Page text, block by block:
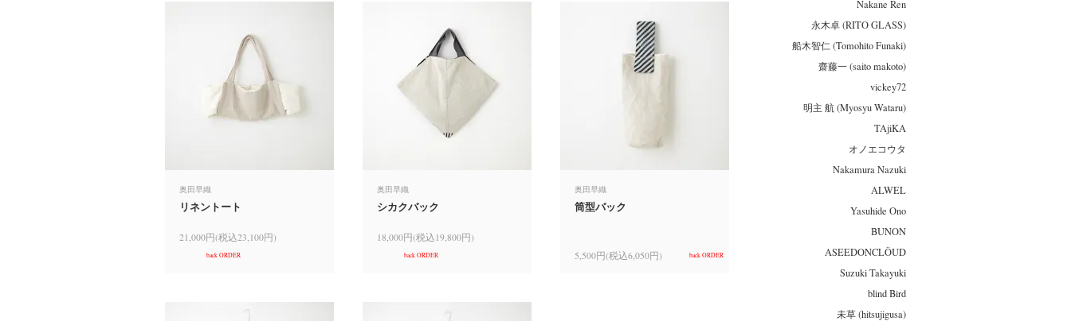
奥田早織
リネントート
21,000円(税込23,100円)
back ORDER
奥田早織
シカクバック
18,000円(税込19,800円)
back ORDER
奥田早織
筒型バック
5,500円(税込6,050円) back ORDER
Nakane Ren
永木卓 (RITO GLASS)
船木智仁 (Tomohito Funaki)
齋藤一 (saito makoto)
vickey72
明主 航 (Myosyu Wataru)
TAjiKA
オノエコウタ
Nakamura Nazuki
ALWEL
Yasuhide Ono
BUNON
ASEEDONCLÖUD
Suzuki Takayuki
blind Bird
未草 (hitsujigusa)